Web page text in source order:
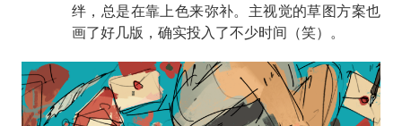
绊，总是在靠上色来弥补。主视觉的草图方案也
画了好几版，确实投入了不少时间（笑）。